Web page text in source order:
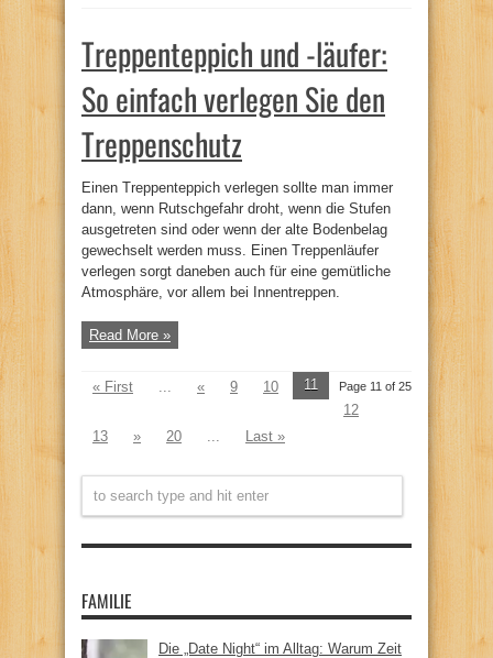
Treppenteppich und -läufer:
So einfach verlegen Sie den
Treppenschutz
Einen Treppenteppich verlegen sollte man immer
dann, wenn Rutschgefahr droht, wenn die Stufen
ausgetreten sind oder wenn der alte Bodenbelag
gewechselt werden muss. Einen Treppenläufer
verlegen sorgt daneben auch für eine gemütliche
Atmosphäre, vor allem bei Innentreppen.
Read More »
Page 11 of 25
« First « 9 10
11
12
13
» 20 Last »
FAMILIE
Die „Date Night“ im Alltag: Warum Zeit